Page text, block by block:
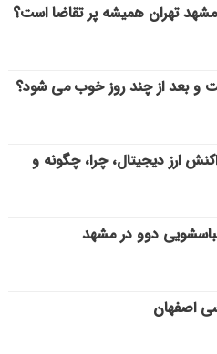
تهران همیشه پر تقاضا است؟
و بعد از چند روز خوب می‌ شود؟
ارز دیجیتال، چرا، چگونه و
دوو در مشهد
اصفهان